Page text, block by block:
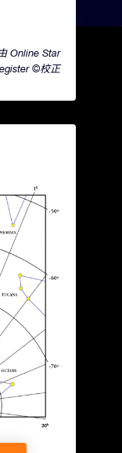
Online Star
©校正